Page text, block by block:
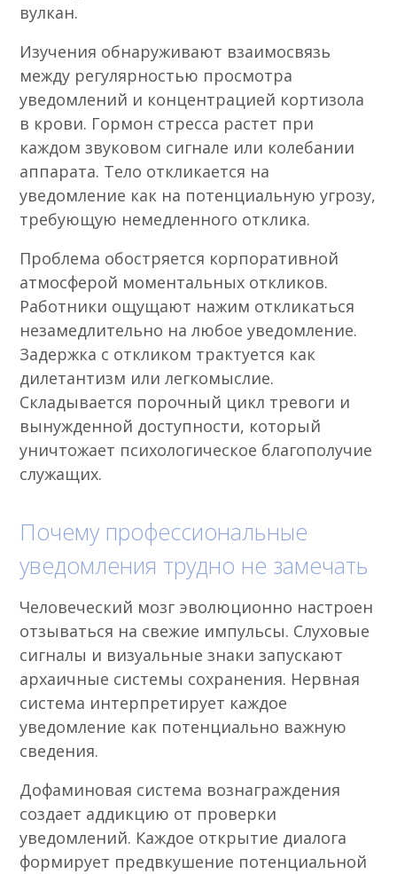
вулкан.
Изучения обнаруживают взаимосвязь
между регулярностью просмотра
уведомлений и концентрацией кортизола
в крови. Гормон стресса растет при
каждом звуковом сигнале или колебании
аппарата. Тело откликается на
уведомление как на потенциальную угрозу,
требующую немедленного отклика.
Проблема обостряется корпоративной
атмосферой моментальных откликов.
Работники ощущают нажим откликаться
незамедлительно на любое уведомление.
Задержка с откликом трактуется как
дилетантизм или легкомыслие.
Складывается порочный цикл тревоги и
вынужденной доступности, который
уничтожает психологическое благополучие
служащих.
Почему профессиональные
уведомления трудно не замечать
Человеческий мозг эволюционно настроен
отзываться на свежие импульсы. Слуховые
сигналы и визуальные знаки запускают
архаичные системы сохранения. Нервная
система интерпретирует каждое
уведомление как потенциально важную
сведения.
Дофаминовая система вознаграждения
создает аддикцию от проверки
уведомлений. Каждое открытие диалога
формирует предвкушение потенциальной